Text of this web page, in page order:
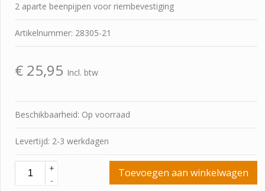
2 aparte beenpijpen voor riembevestiging
Artikelnummer: 28305-21
€ 25,95 Incl. btw
Beschikbaarheid: Op voorraad
Levertijd: 2-3 werkdagen
+
-
Toevoegen aan winkelwagen